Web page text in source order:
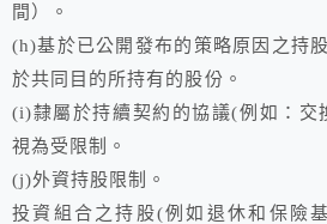
間）。
(h)基於已公開發布的策略原因之持
於共同目的所持有的股份。
(i)隸屬於持續契約的協議(例如：交
視為受限制。
(j)外資持股限制。
投資組合之持股(例如退休和保險